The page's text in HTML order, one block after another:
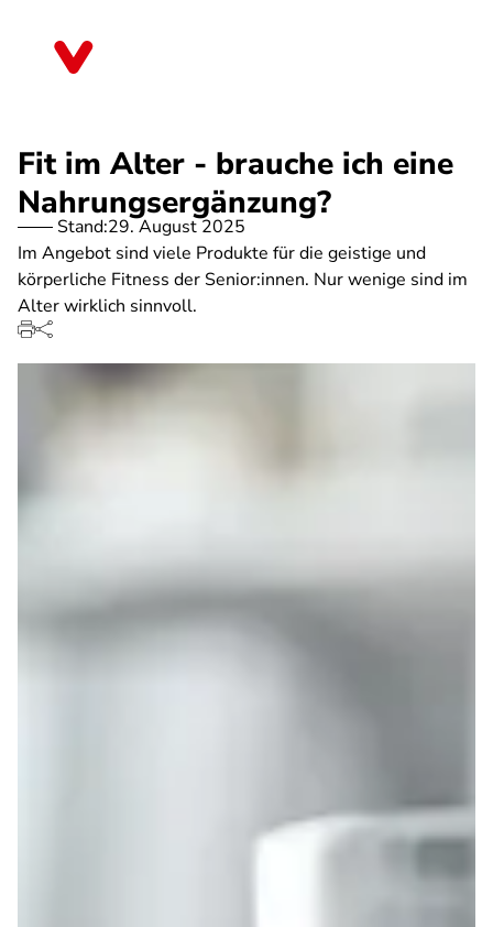
Fit im Alter - brauche ich eine
Nahrungsergänzung?
Stand:29. August 2025
Im Angebot sind viele Produkte für die geistige und
körperliche Fitness der Senior:innen. Nur wenige sind im
Alter wirklich sinnvoll.